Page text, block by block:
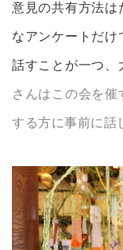
意見の共有方法は
なアンケートだけ
話すことが一つ、
さんはこの会を
する方に事前に話